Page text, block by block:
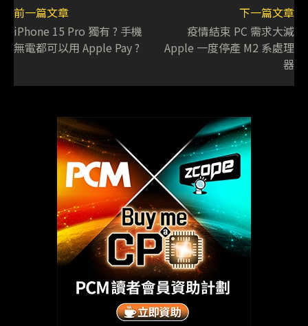
前一篇文章
iPhone 15 Pro 獨有 ? 手機
無電都可以用 Apple Pay ?
下一篇文章
疫情結束 PC 需求大減
Apple 一度停產 M2 系處理
器